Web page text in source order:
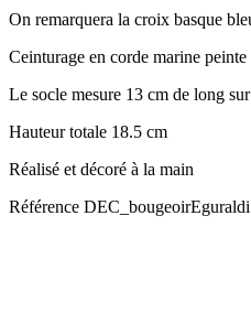
On remarquera la croix basque
Ceinturage en corde marine peinte
Le socle mesure 13 cm de long
Hauteur totale 18.5 cm
Réalisé et décoré à la main
Référence DEC_bougeoirEguraldi